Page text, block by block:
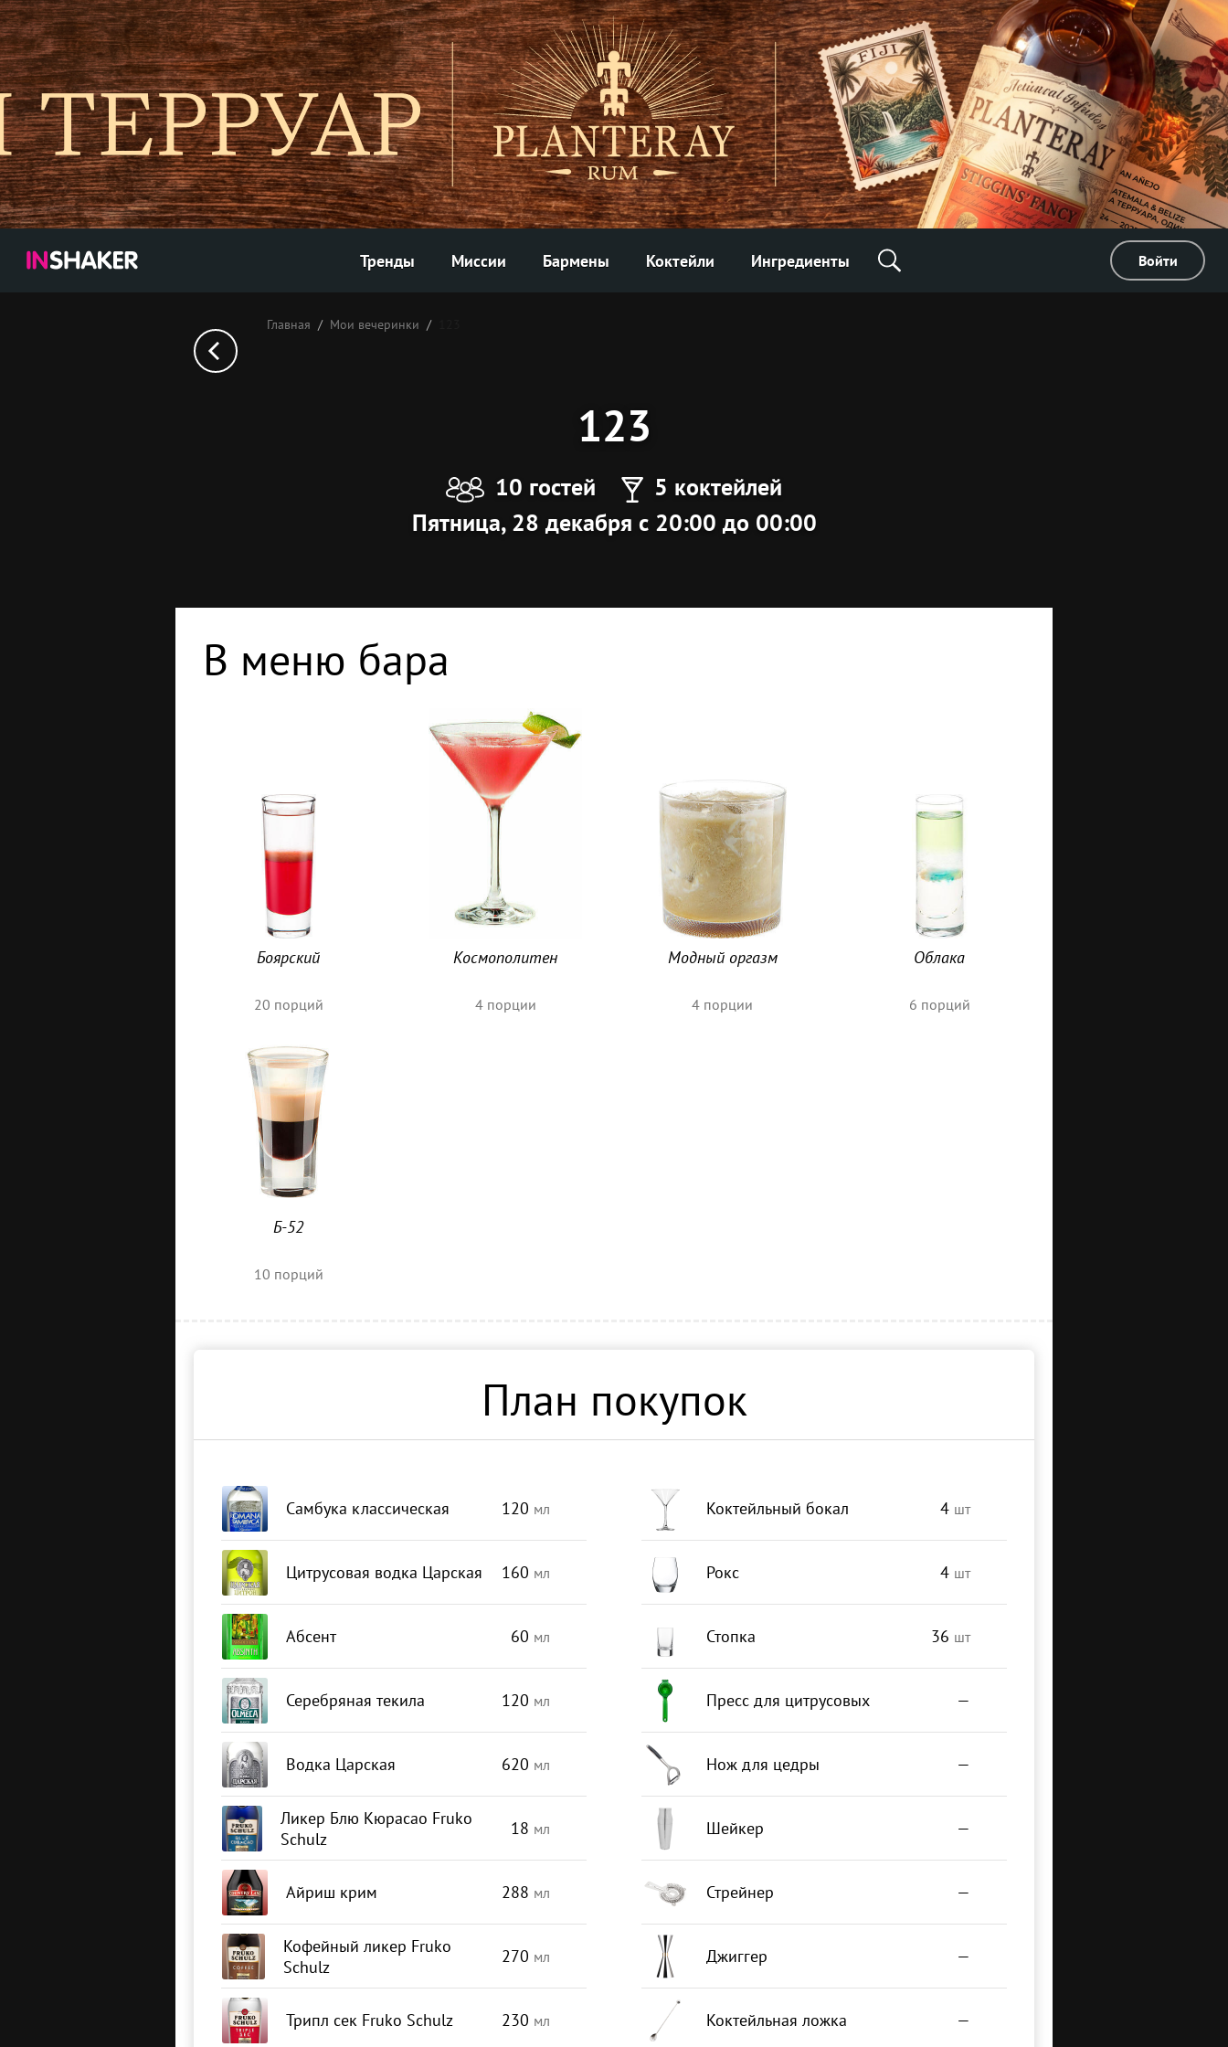
Тренды Миссии Бармены Коктейли Ингредиенты Войти
Главная Мои вечеринки
123
10 гостей
5 коктейлей
Пятница, 28 декабря с 20:00 до 00:00
В меню бара
Боярский
20 порций
Космополитен
4порции
Модный оргазм
4 порции
Облака
6 порций
Б-52
10 порций
План покупок
Самбука классическая 120 мл
Цитрусовая водка Царская 160 мл
Абсент 60 мл
Серебряная текила 120 мл
Водка Царская 620 мл
Ликер Блю Кюрасао Fruko
Schulz
18 мл
Айриш крим 288 мл
Кофейный ликер Fruko
Schulz
270 мл
Трипл сек Fruko Schulz 230 мл
Коктейльный бокал 4 шт
Рокс 4 шт
Стопка 36 шт
Пресс для цитрусовых —
Нож для цедры —
Шейкер —
Стрейнер —
Джиггер —
Коктейльная ложка —